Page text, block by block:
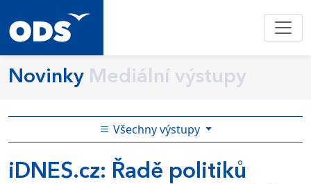
Novinky Mediální výstupy
Všechny výstupy
iDNES.cz: Řadě politiků